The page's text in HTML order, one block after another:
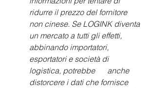
ridurre il prezzo del fornitore
non cinese. Se LOGINK diventa
un mercato a tutti gli effetti,
abbinando importatori,
esportatori e società di
logistica, potrebbe 	anche
distorcere i dati che fornisce